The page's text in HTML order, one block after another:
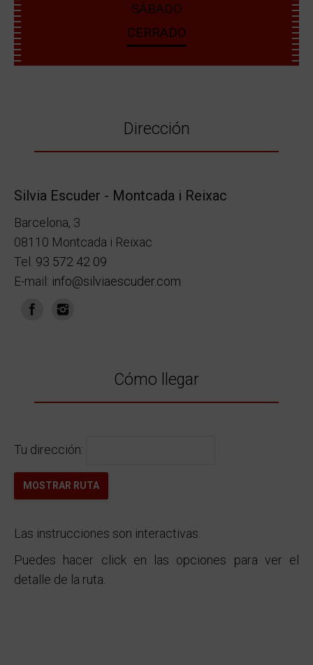
SÁBADO
CERRADO
Dirección
Silvia Escuder - Montcada i Reixac
Barcelona, 3
08110 Montcada i Reixac
Tel. 93 572 42 09
E-mail: info@silviaescuder.com
Cómo llegar
Tu dirección:
Las instrucciones son interactivas.
Puedes hacer click en las opciones para ver el
detalle de la ruta.